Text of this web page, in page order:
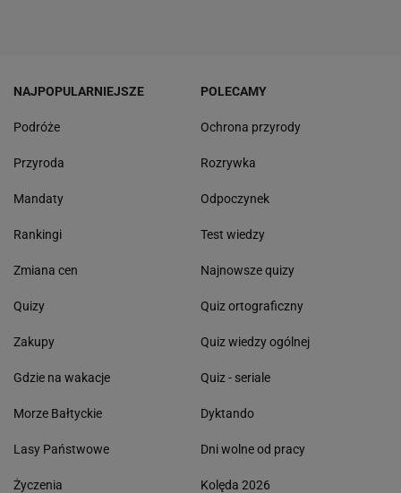
NAJPOPULARNIEJSZE
Podróże
Przyroda
Mandaty
Rankingi
Zmiana cen
Quizy
Zakupy
Gdzie na wakacje
Morze Bałtyckie
Lasy Państwowe
Życzenia
POLECAMY
Ochrona przyrody
Rozrywka
Odpoczynek
Test wiedzy
Najnowsze quizy
Quiz ortograficzny
Quiz wiedzy ogólnej
Quiz - seriale
Dyktando
Dni wolne od pracy
Kolęda 2026